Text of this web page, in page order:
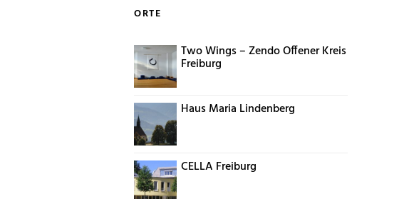
ORTE
Two Wings – Zendo Offener Kreis
Freiburg
Haus Maria Lindenberg
CELLA Freiburg